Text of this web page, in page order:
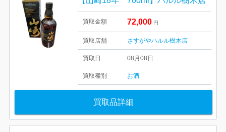
買取金額 72,000 円
買取店舗 さすがやハルル樹木店
買取日 08月08日
買取種別 お酒
買取品詳細